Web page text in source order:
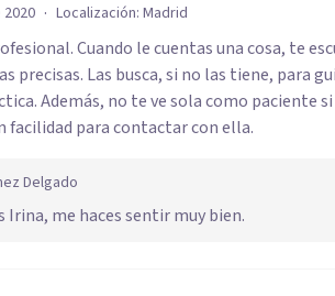
· Localización: Madrid
Cuando le cuentas una cosa, te
precisas. Las busca, si no las tiene, para
Además, no te ve sola como paciente
facilidad para contactar con ella.
Delgado
Irina, me haces sentir muy bien.